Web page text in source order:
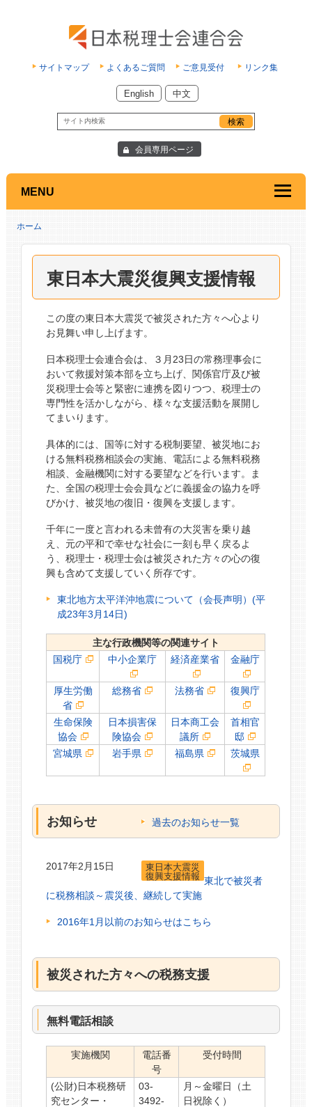
サイトマップ よくあるご質問 ご意見受付 リンク集
English 中文
会員専用ページ
MENU
ホーム
東日本大震災復興支援情報
この度の東日本大震災で被災された方々へ心より
お見舞い申し上げます。
日本税理士会連合会は、３月23日の常務理事会に
おいて救援対策本部を立ち上げ、関係官庁及び被
災税理士会等と緊密に連携を図りつつ、税理士の
専門性を活かしながら、様々な支援活動を展開し
てまいります。
具体的には、国等に対する税制要望、被災地にお
ける無料税務相談会の実施、電話による無料税務
相談、金融機関に対する要望などを行います。ま
た、全国の税理士会会員などに義援金の協力を呼
びかけ、被災地の復旧・復興を支援します。
千年に一度と言われる未曾有の大災害を乗り越
え、元の平和で幸せな社会に一刻も早く戻るよ
う、税理士・税理士会は被災された方々の心の復
興も含めて支援していく所存です。
東北地方太平洋沖地震について（会長声明）(平
成23年3月14日)
主な行政機関等の関連サイト
国税庁
中小企業庁 経済産業省 金融庁
厚生労働
省
総務省 法務省 復興庁
生命保険
協会
日本損害保
険協会
日本商工会
議所
首相官
邸
宮城県
岩手県 福島県 茨城県
お知らせ 過去のお知らせ一覧
2017年2月15日
東日本大震災
復興支援情報 東北で被災者
に税務相談～震災後、継続して実施
2016年1月以前のお知らせはこちら
被災された方々への税務支援
無料電話相談
実施機関
電話番
号
受付時間
(公財)日本税務研
究センター・
03-
3492-
月～金曜日（土
日祝除く）